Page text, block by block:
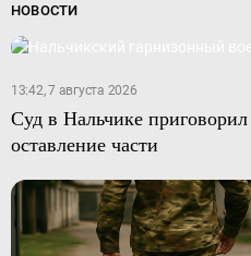
НОВОСТИ
13:42, 7 августа 2026
Суд в Нальчике
оставление части